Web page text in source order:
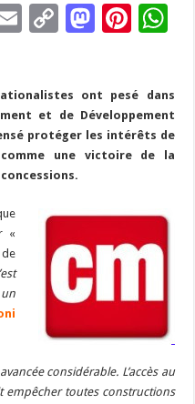
E
l
C
y
Li
n
M
d
o
n
Pi
es
t
p
p
ont pesé dans
et de Développement
protéger les intérêts de
une victoire de la
«
considérable. L’accès au
empêcher toutes constructions